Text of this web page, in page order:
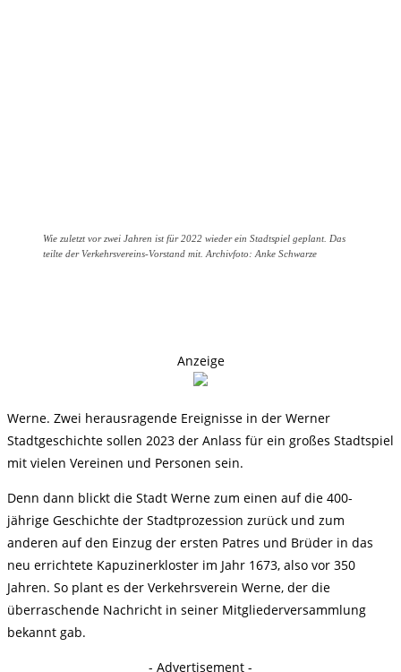
Wie zuletzt vor zwei Jahren ist für 2022 wieder ein Stadtspiel geplant. Das
teilte der Verkehrsvereins-Vorstand mit. Archivfoto: Anke Schwarze
Anzeige
Werne. Zwei herausragende Ereignisse in der Werner
Stadtgeschichte sollen 2023 der Anlass für ein großes Stadtspiel
mit vielen Vereinen und Personen sein.
Denn dann blickt die Stadt Werne zum einen auf die 400-
jährige Geschichte der Stadtprozession zurück und zum
anderen auf den Einzug der ersten Patres und Brüder in das
neu errichtete Kapuzinerkloster im Jahr 1673, also vor 350
Jahren. So plant es der Verkehrsverein Werne, der die
überraschende Nachricht in seiner Mitgliederversammlung
bekannt gab.
- Advertisement -